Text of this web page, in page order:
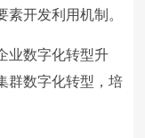
开发利用机制。
业数字化转型升
群数字化转型，培